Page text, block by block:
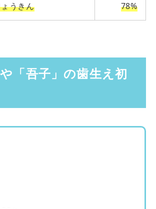
うきん 78%
「吾子」の歯生え初